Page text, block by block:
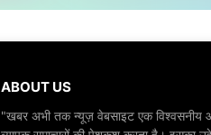
ABOUT US
"खबर अभी तक न्यूज़ वेबसाइट एक विश्वसनीय